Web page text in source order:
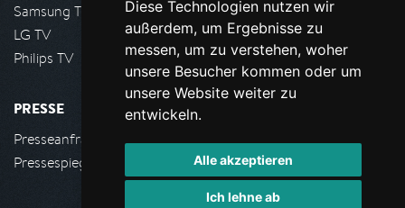
Diese Technologien nutzen wir
außerdem, um Ergebnisse zu
messen, um zu verstehen, woher
unsere Besucher kommen oder um
unsere Website weiter zu
entwickeln.
Alle akzeptieren
Ich lehne ab
Samsung TV
LG TV
Philips TV
PRESSE
Presseanfrage stellen
Pressespiegel